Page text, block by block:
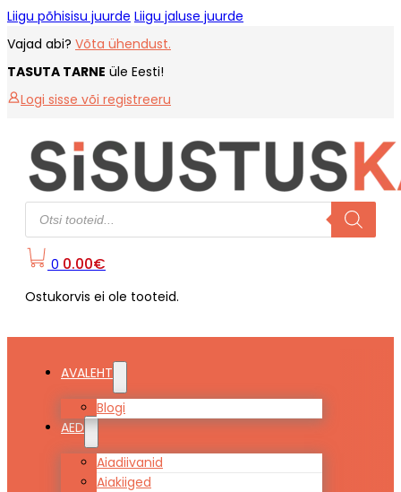
Liigu põhisisu juurde Liigu jaluse juurde
Vajad abi? Võta ühendust.
TASUTA TARNE üle Eesti!
Logi sisse või registreeru
Products
search
0 0.00€
Ostukorvis ei ole tooteid.
AVALEHT
Blogi
AED
Aiadiivanid
Aiakiiged